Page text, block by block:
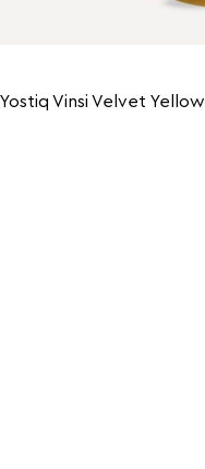
Yostiq Vinsi Velvet Yellow